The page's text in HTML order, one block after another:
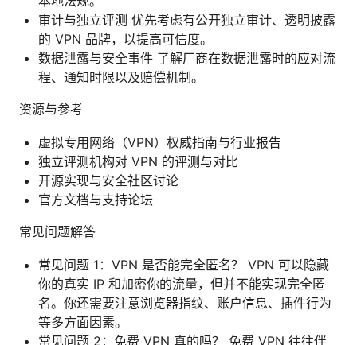
审计与独立评测 优先考虑有公开独立审计、透明披露
的 VPN 品牌，以提高可信度。
数据泄露与安全事件 了解厂商在数据泄露时的应对流
程、通知时限以及赔偿机制。
资源与参考
虚拟专用网络（VPN）权威指南与行业报告
独立评测机构对 VPN 的评测与对比
开源实现与安全社区讨论
官方文档与支持论坛
常见问题解答
常见问题 1：VPN 是否能完全匿名？ VPN 可以隐藏
你的真实 IP 和加密你的流量，但并不能实现完全匿
名。你还需要注意浏览器指纹、账户信息、插件行为
等多方面因素。
常见问题 2：免费 VPN 真的吗？ 免费 VPN 往往伴